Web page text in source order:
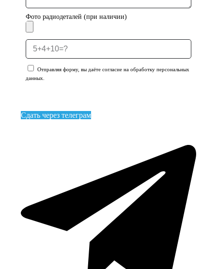
Фото радиодеталей (при наличии)
Отправляя форму, вы даёте согласие на обработку персональных
данных.
Сдать через телеграм